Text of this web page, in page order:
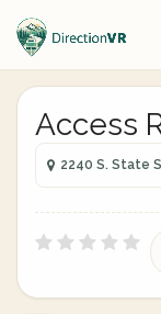
Access
2240 S. State